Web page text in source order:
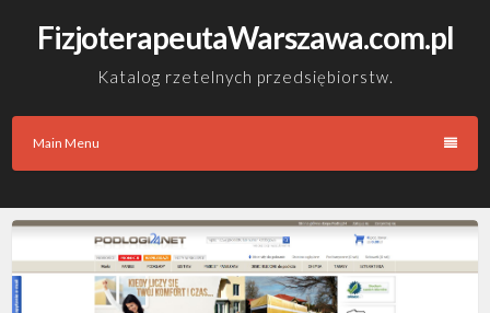
FizjoterapeutaWarszawa.com.pl
Katalog rzetelnych przedsiębiorstw.
Main Menu